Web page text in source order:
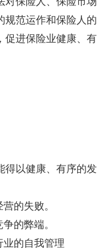
规范运作和保险人的
促进保险业健康、有
以健康、有序的发
的失败。
的弊端。
的自我管理